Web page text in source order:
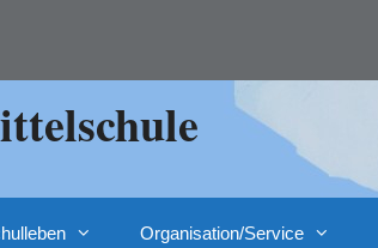
Organisation/Service